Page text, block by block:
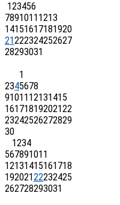
123456
7891011 1213
14151617181920
21222324252627
28293031
1
2345678
91011 12131415
16171819202122
23242526272829
30
1234
567891011
12131415161718
19202122232425
262728293031